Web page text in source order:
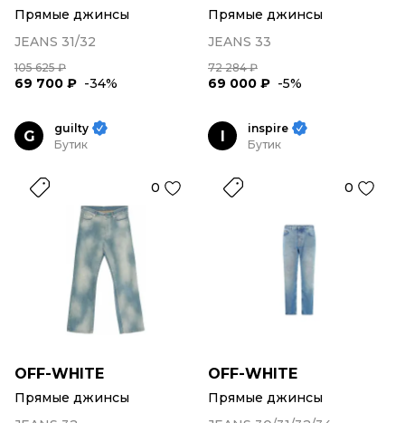
Прямые джинсы
JEANS 31/32
105 625 ₽
69 700 ₽ -34%
Прямые джинсы
JEANS 33
72 284 ₽
69 000 ₽ -5%
G
guilty
Бутик
0
OFF-WHITE
Прямые джинсы
I
inspire
Бутик
0
OFF-WHITE
Прямые джинсы